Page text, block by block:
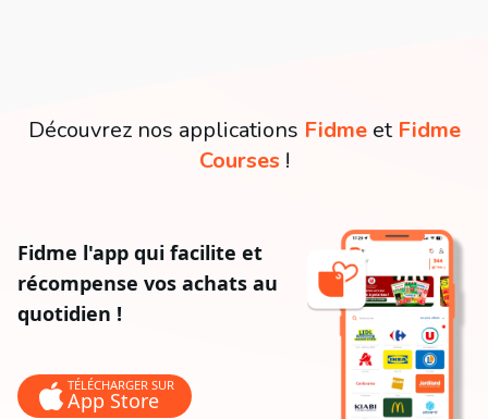
Découvrez nos applications Fidme et Fidme
Courses !
Fidme l'app qui facilite et
récompense vos achats au
quotidien !
TÉLÉCHARGER SUR
App Store